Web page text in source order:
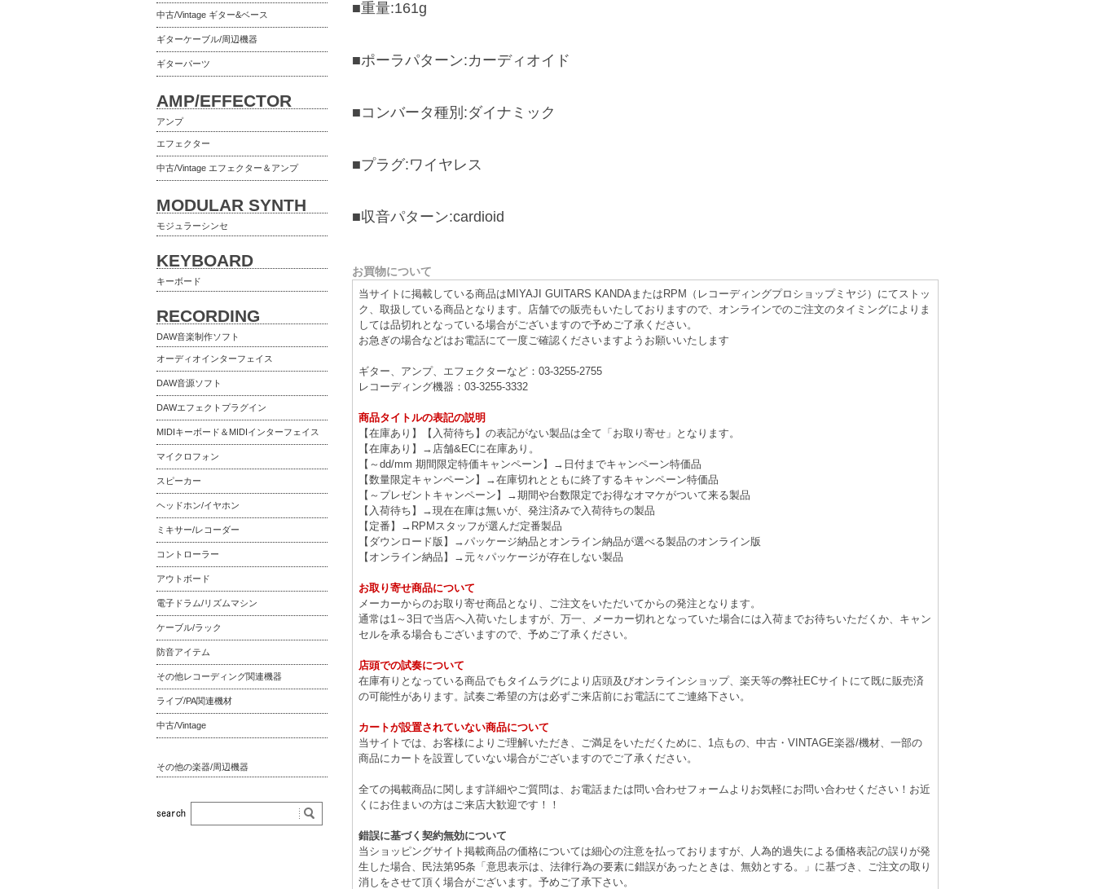
■重量:161g
■ポーラパターン:カーディオイド
■コンバータ種別:ダイナミック
■プラグ:ワイヤレス
■収音パターン:cardioid
お買物について
当サイトに掲載している商品はMIYAJI GUITARS KANDAまたはRPM（レコーディングプロショップミヤジ）にてストッ
ク、取扱している商品となります。店舗での販売もいたしておりますので、オンラインでのご注文のタイミングによりま
しては品切れとなっている場合がございますので予めご了承ください。
お急ぎの場合などはお電話にて一度ご確認くださいますようお願いいたします
ギター、アンプ、エフェクターなど：03-3255-2755
レコーディング機器：03-3255-3332
商品タイトルの表記の説明
【在庫あり】【入荷待ち】の表記がない製品は全て「お取り寄せ」となります。
【在庫あり】→店舗&ECに在庫あり。
【～dd/mm 期間限定特価キャンペーン】→日付までキャンペーン特価品
【数量限定キャンペーン】→在庫切れとともに終了するキャンペーン特価品
【～プレゼントキャンペーン】→期間や台数限定でお得なオマケがついて来る製品
【入荷待ち】→現在在庫は無いが、発注済みで入荷待ちの製品
【定番】→RPMスタッフが選んだ定番製品
【ダウンロード版】→パッケージ納品とオンライン納品が選べる製品のオンライン版
【オンライン納品】→元々パッケージが存在しない製品
お取り寄せ商品について
メーカーからのお取り寄せ商品となり、ご注文をいただいてからの発注となります。
通常は1～3日で当店へ入荷いたしますが、万一、メーカー切れとなっていた場合には入荷までお待ちいただくか、キャン
セルを承る場合もございますので、予めご了承ください。
店頭での試奏について
在庫有りとなっている商品でもタイムラグにより店頭及びオンラインショップ、楽天等の弊社ECサイトにて既に販売済
の可能性があります。試奏ご希望の方は必ずご来店前にお電話にてご連絡下さい。
カートが設置されていない商品について
当サイトでは、お客様によりご理解いただき、ご満足をいただくために、1点もの、中古・VINTAGE楽器/機材、一部の
商品にカートを設置していない場合がございますのでご了承ください。
全ての掲載商品に関します詳細やご質問は、お電話または問い合わせフォームよりお気軽にお問い合わせください！お近
くにお住まいの方はご来店大歓迎です！！
錯誤に基づく契約無効について
当ショッピングサイト掲載商品の価格については細心の注意を払っておりますが、人為的過失による価格表記の誤りが発
生した場合、民法第95条「意思表示は、法律行為の要素に錯誤があったときは、無効とする。」に基づき、ご注文の取り
消しをさせて頂く場合がございます。予めご了承下さい。
中古/Vintage ギター&ベース
ギターケーブル/周辺機器
ギターパーツ
AMP/EFFECTOR
アンプ
エフェクター
中古/Vintage エフェクター＆アンプ
MODULAR SYNTH
モジュラーシンセ
KEYBOARD
キーボード
RECORDING
DAW音楽制作ソフト
オーディオインターフェイス
DAW音源ソフト
DAWエフェクトプラグイン
MIDIキーボード＆MIDIインターフェイス
マイクロフォン
スピーカー
ヘッドホン/イヤホン
ミキサー/レコーダー
コントローラー
アウトボード
電子ドラム/リズムマシン
ケーブル/ラック
防音アイテム
その他レコーディング関連機器
ライブ/PA関連機材
中古/Vintage
その他の楽器/周辺機器